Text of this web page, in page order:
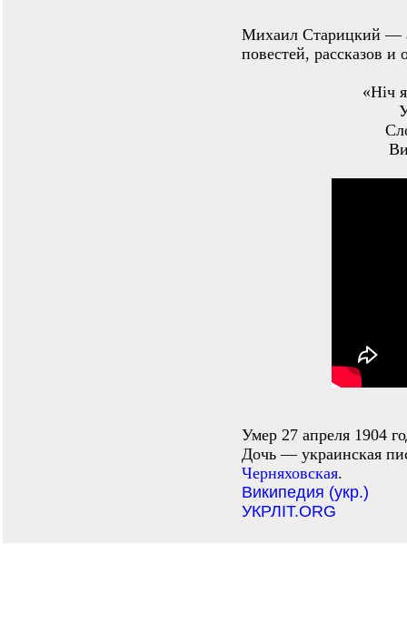
Михаил Старицкий —
повестей, рассказов и
«Ніч
Умер 27 апреля 1904
Дочь — украинская
Черняховская.
Википедия (укр.)
УКРЛIТ.ORG